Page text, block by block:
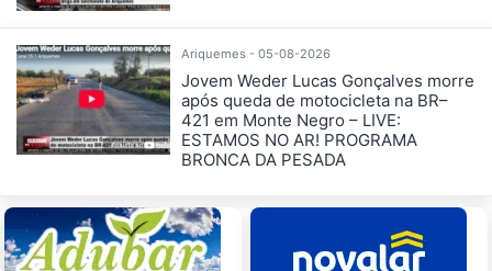
Ariquemes - 05-08-2026
Jovem Weder Lucas Gonçalves morre
após queda de motocicleta na BR–
421 em Monte Negro – LIVE:
ESTAMOS NO AR! PROGRAMA
BRONCA DA PESADA